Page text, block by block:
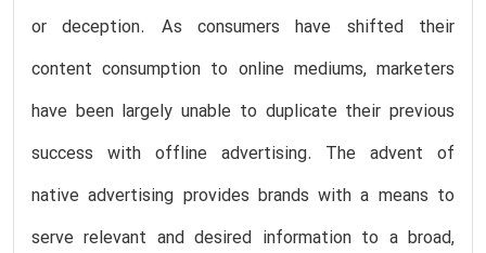
or deception. As consumers have shifted their
content consumption to online mediums, marketers
have been largely unable to duplicate their previous
success with offline advertising. The advent of
native advertising provides brands with a means to
serve relevant and desired information to a broad,